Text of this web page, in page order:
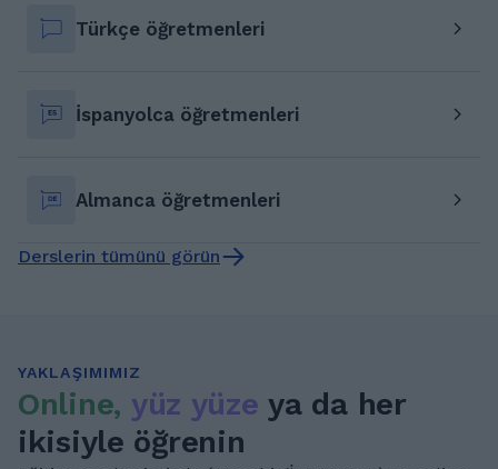
Türkçe öğretmenleri
İspanyolca öğretmenleri
Almanca öğretmenleri
Derslerin tümünü görün
YAKLAŞIMIMIZ
Online, yüz yüze ya da her
ikisiyle öğrenin